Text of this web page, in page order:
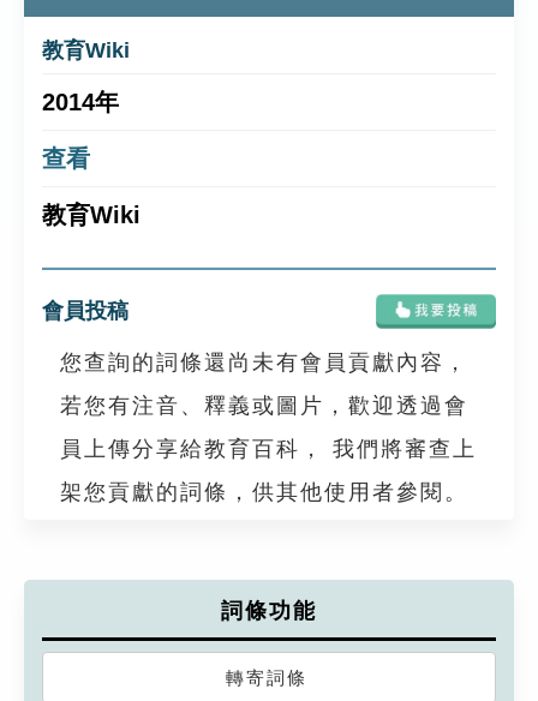
教育Wiki
2014年
查看
教育Wiki
會員投稿
您查詢的詞條還尚未有會員貢獻內容，
若您有注音、釋義或圖片，歡迎透過會
員上傳分享給教育百科， 我們將審查上
架您貢獻的詞條，供其他使用者參閱。
詞條功能
轉寄詞條